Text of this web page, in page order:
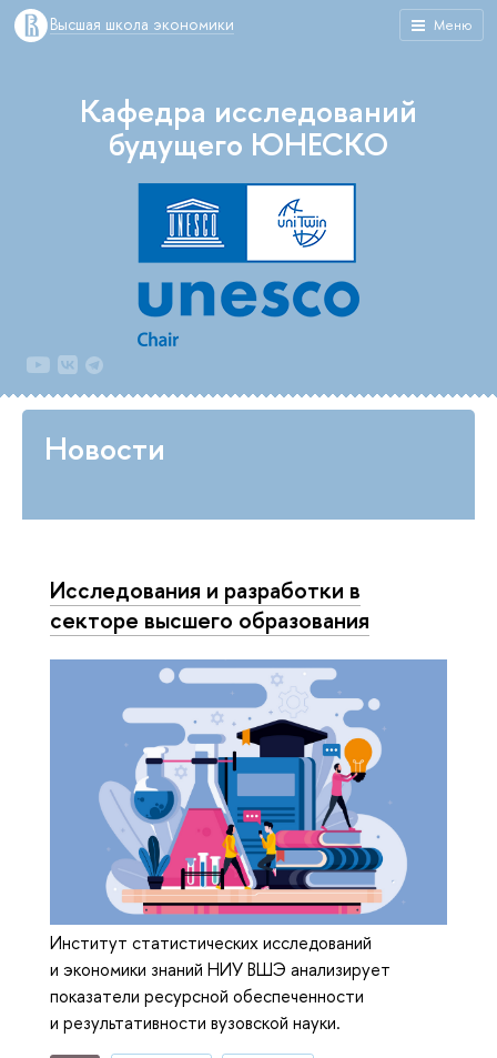
Меню
Высшая школа экономики
Кафедра исследований
будущего ЮНЕСКО
Новости
Исследования и разработки в
секторе высшего образования
Институт статистических исследований
и экономики знаний НИУ ВШЭ анализирует
показатели ресурсной обеспеченности
и результативности вузовской науки.